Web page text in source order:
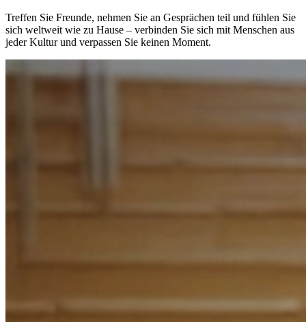
Treffen Sie Freunde, nehmen Sie an Gesprächen teil und fühlen Sie
sich weltweit wie zu Hause – verbinden Sie sich mit Menschen aus
jeder Kultur und verpassen Sie keinen Moment.